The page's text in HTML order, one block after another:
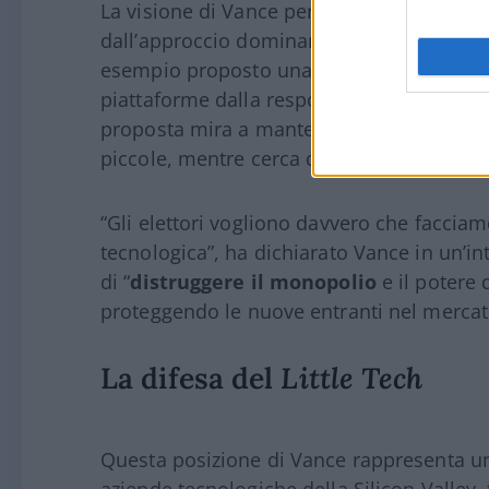
La visione di Vance per il settore
dall’approccio dominante nella Silicon
esempio proposto una
riforma della
piattaforme dalla responsabilità per i
proposta mira a mantenere questa
piccole, mentre cerca di
“Gli elettori vogliono davvero che
tecnologica”, ha dichiarato Vance in
di “distruggere il monopolio e il potere
proteggendo le nuove entranti nel
La difesa del Little Tech
Questa posizione di Vance rappresenta